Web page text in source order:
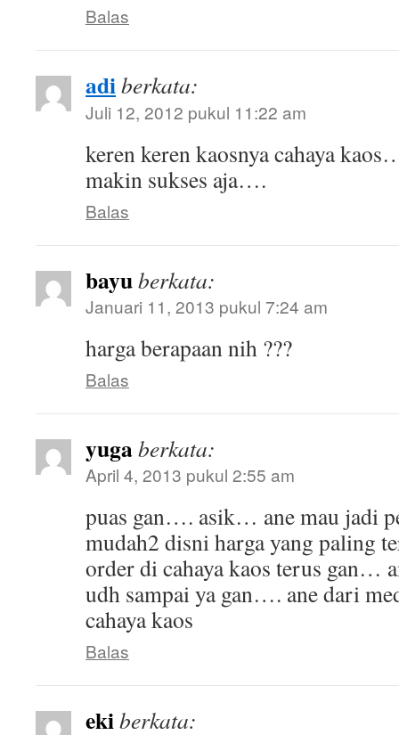
Balas
adiberkata:
Juli 12, 2012 pukul 11:22 am
keren keren kaosnya cahaya
makin sukses aja….
Balas
bayuberkata:
Januari 11, 2013 pukul 7:24 am
harga berapaan nih ???
Balas
yugaberkata:
April 4, 2013 pukul 2:55 am
puas gan…. asik… ane mau jadi
mudah2 disni harga yang paling
order di cahaya kaos terus gan…
udh sampai ya gan…. ane dari
cahaya kaos
Balas
ekiberkata: